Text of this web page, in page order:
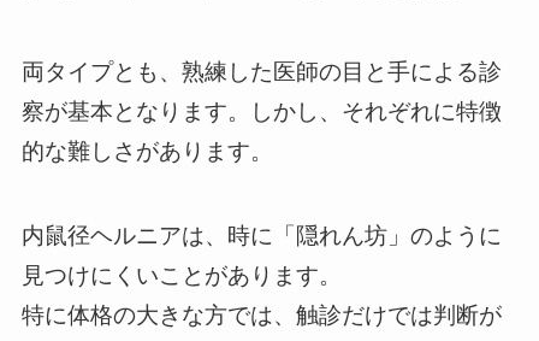
両タイプとも、熟練した医師の目と手による診
察が基本となります。しかし、それぞれに特徴
的な難しさがあります。
内鼠径ヘルニアは、時に「隠れん坊」のように
見つけにくいことがあります。
特に体格の大きな方では、触診だけでは判断が